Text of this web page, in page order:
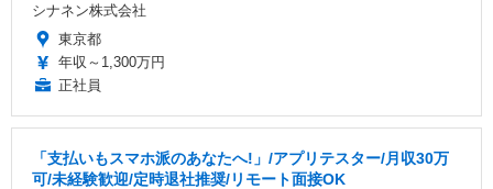
シナネン株式会社
東京都
年収～1,300万円
正社員
「支払いもスマホ派のあなたへ!」/アプリテスター/月収30万
可/未経験歓迎/定時退社推奨/リモート面接OK